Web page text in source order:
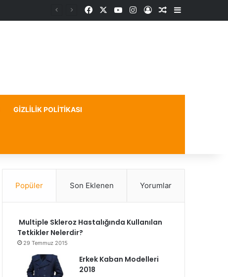
FacebookYouTubeInstagram
Kayıt OlRastgele Makale
Kenar
GIZLILIK POLITIKASI
Popüler Son Eklenen Yorumlar
Multiple Skleroz Hastalığında Kullanılan
Tetkikler Nelerdir?
29 Temmuz 2015
Erkek Kaban Modelleri
2018